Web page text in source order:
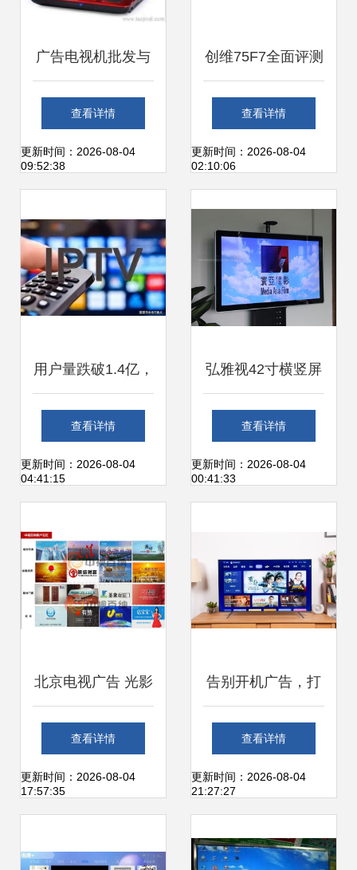
广告电视机批发与
供应 打造高效视觉
营销的黄金密钥
查看详情
更新时间：2026-08-04
09:52:38
创维75F7全面评测
价格、参数与市场
对比分析
查看详情
更新时间：2026-08-04
02:10:06
用户量跌破1.4亿，
有线电视与电视广
告的未来何在？
查看详情
更新时间：2026-08-04
04:41:15
弘雅视42寸横竖屏
广告机 楼宇广告的
性价比之选
查看详情
更新时间：2026-08-04
00:41:33
北京电视广告 光影
中的城市名片
查看详情
更新时间：2026-08-04
17:57:35
告别开机广告，打
开畅快电视体验
——3千元档位它
查看详情
更新时间：2026-08-04
21:27:27